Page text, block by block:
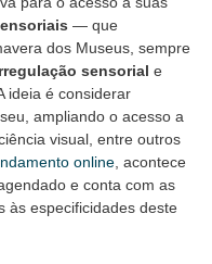
— que
dos Museus, sempre
sensorial e
ideia é considerar
ampliando o acesso a
visual, entre outros
online , acontece
e conta com as
às especificidades deste